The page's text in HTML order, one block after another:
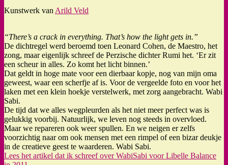
Kunstwerk van Arild Veld
“There’s a crack in everything. That’s how the light gets in.”
De dichtregel werd beroemd toen Leonard Cohen, de Maestro, het
zong, maar eigenlijk schreef de Perzische dichter Rumi het. ‘Er zit
een scheur in alles. Zo komt het licht binnen.’
Dat geldt in hoge mate voor een dierbaar kopje, nog van mijn oma
geweest, waar een scherfje af is. Voor de vergeelde foto en voor het
laken met een klein hoekje verstelwerk, met zorg aangebracht. Wabi
Sabi.
De tijd dat we alles wegpleurden als het niet meer perfect was is
gelukkig voorbij. Natuurlijk, we leven nog steeds in overvloed.
Maar we repareren ook weer spullen. En we neigen er zelfs
voorzichtig naar om ook mensen met een rimpel of een bizar deukje
in de creatieve geest te waarderen. Wabi Sabi.
Lees het artikel dat ik schreef over WabiSabi voor Libelle Balance